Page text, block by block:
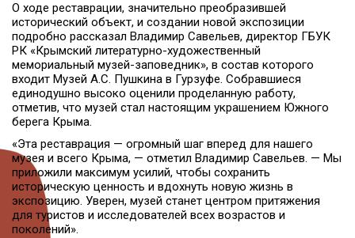
О ходе реставрации, значительно преобразившей
исторический объект, и создании новой экспозиции
подробно рассказал Владимир Савельев, директор ГБУК
РК «Крымский литературно-художественный
мемориальный музей-заповедник», в состав которого
входит Музей А.С. Пушкина в Гурзуфе. Собравшиеся
единодушно высоко оценили проделанную работу,
отметив, что музей стал настоящим украшением Южного
берега Крыма.
«Эта реставрация — огромный шаг вперед для нашего
музея и всего Крыма, — отметил Владимир Савельев. — Мы
приложили максимум усилий, чтобы сохранить
историческую ценность и вдохнуть новую жизнь в
экспозицию. Уверен, музей станет центром притяжения
для туристов и исследователей всех возрастов и
поколений».